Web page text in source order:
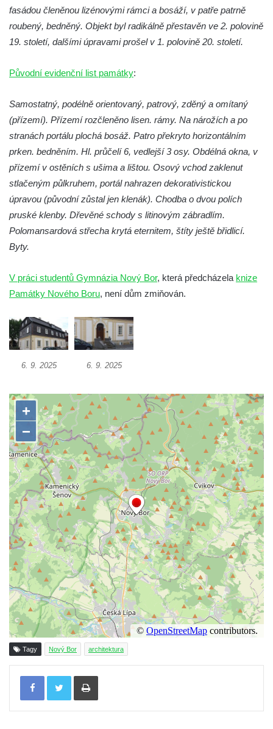
Biskupská rezidence v Českých
Budějovicích
Dům čp. 20 ve Velešíně, zvaný U Kantůrků
Fara v Římově
Rumburku
Gymnázium v Rumburku
Budova čp. 1066/3 (Základní škola Tyršova)
v Rumburku
Dům čp. 100/5 na Lužickém náměstí v
Rumburku
Dům čp. 101/6 na Lužickém náměstí v
Rumburku
Rumburku
Dům čp. 99/4 na Lužickém náměstí v
Rumburku (tiskárna Heinricha Pfeifera)
Bývalý špitál v Teplé
Josef Meisel jun., tkalcovna a barevna u
Dolního Podluží
Mattoniho továrna v lázních Kyselka
Dům Stallburg v lázních Kyselka
Vilemínka (Vilemínin dvůr) v lázních
Kyselka
Švýcarský dvůr v lázních Kyselka
Jindřichův dvůr v lázních Kyselka
Altán v lázních Kyselka
Mattoniho vila v lázních Kyselka
Dům čp. 254 v Krásné Lípě (kavárna u
fasádou členěnou lizénovými rámci a bosáží, v patře patrně
roubený, bedněný. Objekt byl radikálně přestavěn ve 2. polovině
19. století, dalšími úpravami prošel v 1. polovině 20. století.
Původní evidenční list památky:
Samostatný, podélně orientovaný, patrový, zděný a omítaný
(přízemí). Přízemí rozčleněno lisen. rámy. Na nárožích a po
stranách portálu plochá bosáž. Patro překryto horizontálním
prken. bedněním. Hl. průčelí 6, vedlejší 3 osy. Obdélná okna, v
přízemí v ostěních s ušima a lištou. Osový vchod zaklenut
stlačeným půlkruhem, portál nahrazen dekorativistickou
úpravou (původní zůstal jen klenák). Chodba o dvou polích
pruské klenby. Dřevěné schody s litinovým zábradlím.
Polomansardová střecha krytá eternitem, štíty ještě břidlicí.
Byty.
V práci studentů Gymnázia Nový Bor, která předcházela knize
Památky Nového Boru, není dům zmiňován.
6. 9. 2025 6. 9. 2025
Tagy Nový Bor architektura
Tisknout